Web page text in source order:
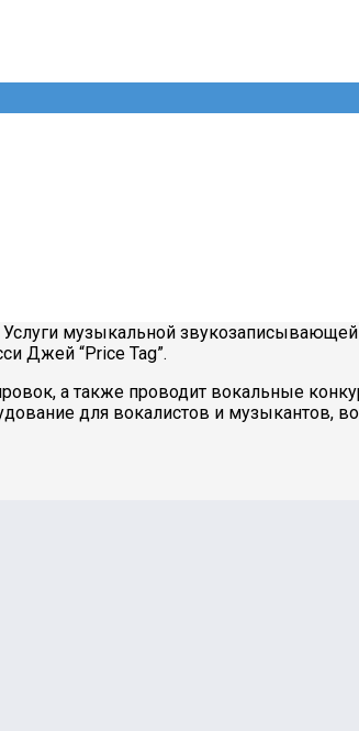
музыкальной
Джей “Price Tag”.
а также проводит вокальные
для вокалистов и музыкантов,